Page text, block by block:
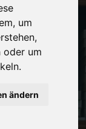
um
oder um
ändern
Nachricht.